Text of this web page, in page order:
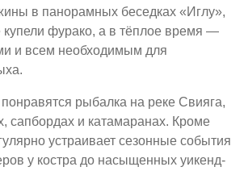
в панорамных беседках «Иглу»,
купели фурако, а в тёплое время —
и всем необходимым для
рыбалка на реке Свияга,
сапбордах и катамаранах. Кроме
устраивает сезонные события
у костра до насыщенных уикенд-